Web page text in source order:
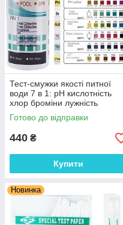
Тест-смужки якості питної
води 7 в 1: рН кислотність
хлор броміни лужність
загальна жорсткість цианіди
100 шт.
Готово до відправки
440 ₴
Купити
Новинка